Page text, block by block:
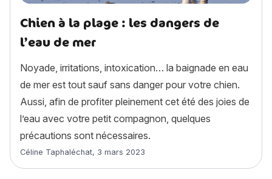
Chien à la plage : les dangers de
l’eau de mer
Noyade, irritations, intoxication… la baignade en eau
de mer est tout sauf sans danger pour votre chien.
Aussi, afin de profiter pleinement cet été des joies de
l’eau avec votre petit compagnon, quelques
précautions sont nécessaires.
Article rédigé par
Céline Taphaléchat, 3 mars 2023